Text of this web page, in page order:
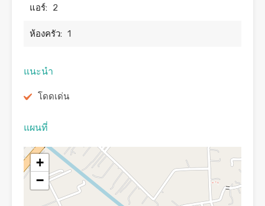
แอร์: 2
ห้องครัว: 1
แนะนำ
โดดเด่น
แผนที่
+
−